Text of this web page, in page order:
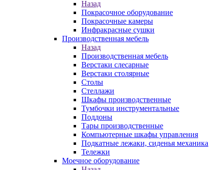
Назад
Покрасочное оборудование
Покрасочные камеры
Инфракрасные сушки
Производственная мебель
Назад
Производственная мебель
Верстаки слесарные
Верстаки столярные
Столы
Стеллажи
Шкафы производственные
Тумбочки инструментальные
Поддоны
Тары производственные
Компьютерные шкафы управления
Подкатные лежаки, сиденья механика
Тележки
Моечное оборудование